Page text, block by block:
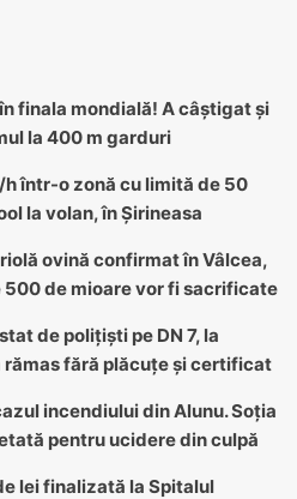
finala mondială! A câștigat și
la 400 m garduri
h într-o zonă cu limită de 50
la volan, în Șirineasa
ovină confirmat în Vâlcea,
500 de mioare vor fi sacrificate
de polițiști pe DN 7, la
rămas fără plăcuțe și certificat
incendiului din Alunu. Soția
pentru ucidere din culpă
lei finalizată la Spitalul